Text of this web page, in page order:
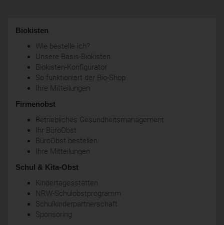
Biokisten
Wie bestelle ich?
Unsere Basis-Biokisten
Biokisten-Konfigurator
So funktioniert der Bio-Shop
Ihre Mitteilungen
Firmenobst
Betriebliches Gesundheitsmanagement
Ihr BüroObst
BüroObst bestellen
Ihre Mitteilungen
Schul & Kita-Obst
Kindertagesstätten
NRW-Schulobstprogramm
Schulkinderpartnerschaft
Sponsoring